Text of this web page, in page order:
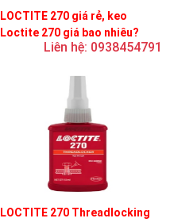
LOCTITE 270 giá rẻ, keo
Loctite 270 giá bao nhiêu?
Liên hệ: 0938454791
LOCTITE 270 Threadlocking